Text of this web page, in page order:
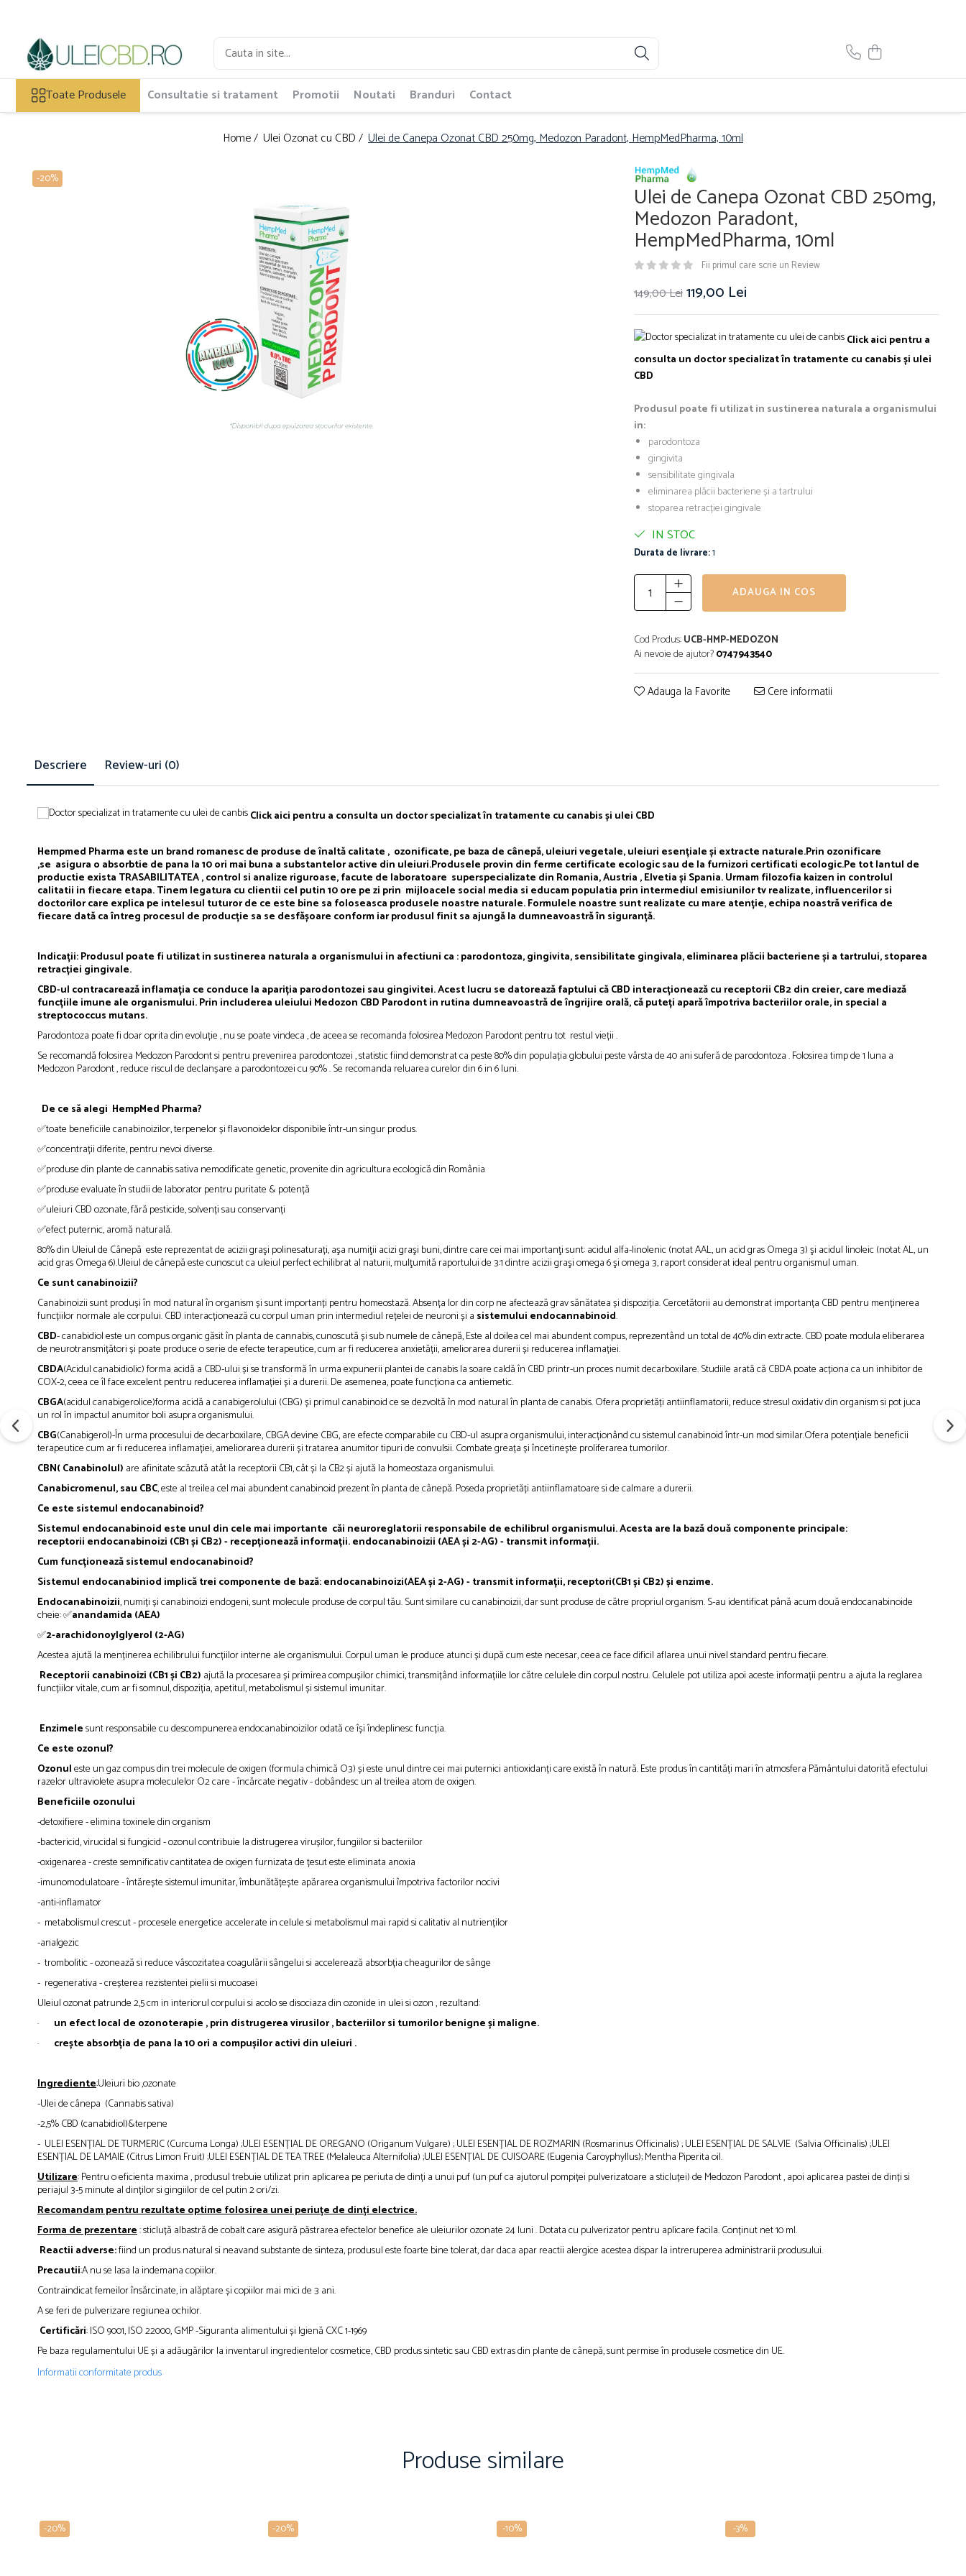
Toate Produsele
Ulei CBD
Capsule CBD
Ulei Ozonat cu CBD
CBD Pur
Cosmetice CBD
Toate Produsele Consultatie si tratament Promotii Noutati Branduri Contact
Home / Ulei Ozonat cu CBD / Ulei de Canepa Ozonat CBD 250mg, Medozon Paradont, HempMedPharma, 10ml
-20%
Ulei de Canepa Ozonat CBD 250mg,
Medozon Paradont,
HempMedPharma, 10ml
Fii primul care scrie un Review
149,00 Lei119,00 Lei
Click aici pentru a
consulta un doctor specializat în tratamente cu canabis și ulei
CBD
Produsul poate fi utilizat in sustinerea naturala a organismului
in:
parodontoza
gingivita
sensibilitate gingivala
eliminarea plăcii bacteriene și a tartrului
stoparea retracției gingivale
IN STOC
Durata de livrare:1
ADAUGA IN COS
Cod Produs:UCB-HMP-MEDOZON
Ai nevoie de ajutor?0747943540
Adauga la Favorite Cere informatii
Descriere Review-uri (0)
Click aici pentru a consulta un doctor specializat în tratamente cu canabis și ulei CBD
Hempmed Pharma este un brand romanesc de produse de înaltă calitate , ozonificate, pe baza de cânepă, uleiuri vegetale, uleiuri esențiale și extracte naturale.Prin ozonificare
,se asigura o absorbtie de pana la 10 ori mai buna a substantelor active din uleiuri.Produsele provin din ferme certificate ecologic sau de la furnizori certificati ecologic.Pe tot lantul de
productie exista TRASABILITATEA , control si analize riguroase, facute de laboratoare superspecializate din Romania, Austria , Elvetia și Spania. Urmam filozofia kaizen in controlul
calitatii in fiecare etapa. Tinem legatura cu clientii cel putin 10 ore pe zi prin mijloacele social media si educam populatia prin intermediul emisiunilor tv realizate, influencerilor si
doctorilor care explica pe intelesul tuturor de ce este bine sa foloseasca produsele noastre naturale. Formulele noastre sunt realizate cu mare atenție, echipa noastră verifica de
fiecare dată ca întreg procesul de producție sa se desfășoare conform iar produsul finit sa ajungă la dumneavoastră în siguranță.
Indicații: Produsul poate fi utilizat in sustinerea naturala a organismului in afectiuni ca : parodontoza, gingivita, sensibilitate gingivala, eliminarea plăcii bacteriene și a tartrului, stoparea
retracției gingivale.
CBD-ul contracarează inflamația ce conduce la apariția parodontozei sau gingivitei. Acest lucru se datorează faptului că CBD interacționează cu receptorii CB2 din creier, care mediază
funcțiile imune ale organismului. Prin includerea uleiului Medozon CBD Parodont in rutina dumneavoastră de îngrijire orală, că puteți apară împotriva bacteriilor orale, in special a
streptococcus mutans.
Parodontoza poate fi doar oprita din evoluție , nu se poate vindeca , de aceea se recomanda folosirea Medozon Parodont pentru tot restul vieții .
Se recomandă folosirea Medozon Parodont si pentru prevenirea parodontozei , statistic fiind demonstrat ca peste 80% din populația globului peste vârsta de 40 ani suferă de parodontoza . Folosirea timp de 1 luna a
Medozon Parodont , reduce riscul de declanșare a parodontozei cu 90% . Se recomanda reluarea curelor din 6 in 6 luni.
De ce să alegi HempMed Pharma?
✅toate beneficiile canabinoizilor, terpenelor și flavonoidelor disponibile într-un singur produs.
✅concentrații diferite, pentru nevoi diverse.
✅produse din plante de cannabis sativa nemodificate genetic, provenite din agricultura ecologică din România
✅produse evaluate în studii de laborator pentru puritate & potență
✅uleiuri CBD ozonate, fără pesticide, solvenți sau conservanți
✅efect puternic, aromă naturală.
80% din Uleiul de Cânepă este reprezentat de acizii graşi polinesaturați, aşa numiţii acizi graşi buni, dintre care cei mai importanţi sunt: acidul alfa-linolenic (notat AAL, un acid gras Omega 3) şi acidul linoleic (notat AL, un
acid gras Omega 6).Uleiul de cânepă este cunoscut ca uleiul perfect echilibrat al naturii, mulţumită raportului de 3:1 dintre acizii graşi omega 6 şi omega 3, raport considerat ideal pentru organismul uman.
Ce sunt canabinoizii?
Canabinoizii sunt produși în mod natural în organism și sunt importanți pentru homeostază. Absența lor din corp ne afectează grav sănătatea și dispoziția. Cercetătorii au demonstrat importanța CBD pentru menținerea
funcțiilor normale ale corpului. CBD interacționează cu corpul uman prin intermediul rețelei de neuroni și a sistemului endocannabinoid.
CBD- canabidiol este un compus organic găsit în planta de cannabis, cunoscută și sub numele de cânepă, Este al doilea cel mai abundent compus, reprezentând un total de 40% din extracte. CBD poate modula eliberarea
de neurotransmițători și poate produce o serie de efecte terapeutice, cum ar fi reducerea anxietății, ameliorarea durerii și reducerea inflamației.
CBDA(Acidul canabidiolic) forma acidă a CBD-ului și se transformă în urma expunerii plantei de canabis la soare caldă în CBD printr-un proces numit decarboxilare. Studiile arată că CBDA poate acționa ca un inhibitor de
COX-2, ceea ce îl face excelent pentru reducerea inflamației și a durerii. De asemenea, poate funcționa ca antiemetic.
CBGA(acidul canabigerolice)forma acidă a canabigerolului (CBG) și primul canabinoid ce se dezvoltă în mod natural în planta de canabis. Ofera proprietăți antiinflamatorii, reduce stresul oxidativ din organism si pot juca
un rol în impactul anumitor boli asupra organismului.
CBG(Canabigerol)-În urma procesului de decarboxilare, CBGA devine CBG, are efecte comparabile cu CBD-ul asupra organismului, interacționând cu sistemul canabinoid într-un mod similar.Ofera potențiale beneficii
terapeutice cum ar fi reducerea inflamației, ameliorarea durerii și tratarea anumitor tipuri de convulsii. Combate greața și încetinește proliferarea tumorilor.
CBN( Canabinolul) are afinitate scăzută atât la receptorii CB1, cât și la CB2 și ajută la homeostaza organismului.
Canabicromenul, sau CBC, este al treilea cel mai abundent canabinoid prezent în planta de cânepă. Poseda proprietăți antiinflamatoare si de calmare a durerii.
Ce este sistemul endocanabinoid?
Sistemul endocanabinoid este unul din cele mai importante căi neuroreglatorii responsabile de echilibrul organismului. Acesta are la bază două componente principale:
receptorii endocanabinoizi (CB1 și CB2) - recepționează informații. endocanabinoizii (AEA și 2-AG) - transmit informații.
Cum funcționează sistemul endocanabinoid?
Sistemul endocanabiniod implică trei componente de bază: endocanabinoizi(AEA și 2-AG) - transmit informații,receptori(CB1 și CB2) și enzime.
Endocanabinoizii, numiți și canabinoizi endogeni, sunt molecule produse de corpul tău. Sunt similare cu canabinoizii, dar sunt produse de către propriul organism. S-au identificat până acum două endocanabinoide
cheie: ✅anandamida (AEA)
✅2-arachidonoylglyerol (2-AG)
Acestea ajută la menținerea echilibrului funcțiilor interne ale organismului. Corpul uman le produce atunci și după cum este necesar, ceea ce face dificil aflarea unui nivel standard pentru fiecare.
Receptorii canabinoizi (CB1 și CB2) ajută la procesarea și primirea compușilor chimici, transmițând informațiile lor către celulele din corpul nostru. Celulele pot utiliza apoi aceste informații pentru a ajuta la reglarea
funcțiilor vitale, cum ar fi somnul, dispoziția, apetitul, metabolismul și sistemul imunitar.
Enzimelesunt responsabile cu descompunerea endocanabinoizilor odată ce își îndeplinesc funcția.
Ce este ozonul?
Ozonuleste un gaz compus din trei molecule de oxigen (formula chimică O3) și este unul dintre cei mai puternici antioxidanți care există în natură. Este produs în cantități mari în atmosfera Pământului datorită efectului
razelor ultraviolete asupra moleculelor O2 care - încărcate negativ - dobândesc un al treilea atom de oxigen.
Beneficiile ozonului
-detoxifiere - elimina toxinele din organism
-bactericid, virucidal si fungicid - ozonul contribuie la distrugerea virușilor, fungiilor si bacteriilor
-oxigenarea - creste semnificativ cantitatea de oxigen furnizata de țesut este eliminata anoxia
-imunomodulatoare - întărește sistemul imunitar, îmbunătățește apărarea organismului împotriva factorilor nocivi
-anti-inflamator
- metabolismul crescut - procesele energetice accelerate in celule si metabolismul mai rapid si calitativ al nutrienților
-analgezic
- trombolitic - ozonează si reduce vâscozitatea coagulării sângelui si accelerează absorbția cheagurilor de sânge
- regenerativa - creșterea rezistentei pielii si mucoasei
Uleiul ozonat patrunde 2,5 cm in interiorul corpului si acolo se disociaza din ozonide in ulei si ozon , rezultand:
· un efect local de ozonoterapie , prin distrugerea virusilor , bacteriilor si tumorilor benigne și maligne.
· crește absorbția de pana la 10 ori a compușilor activi din uleiuri .
Ingrediente:Uleiuri bio ,ozonate
-Ulei de cânepa (Cannabis sativa)
-2,5% CBD (canabidiol)&terpene
- ULEI ESENȚIAL DE TURMERIC (Curcuma Longa) ;ULEI ESENȚIAL DE OREGANO (Origanum Vulgare) ; ULEI ESENȚIAL DE ROZMARIN (Rosmarinus Officinalis) ; ULEI ESENȚIAL DE SALVIE (Salvia Officinalis) ;ULEI
ESENȚIAL DE LAMAIE (Citrus Limon Fruit) ;ULEI ESENȚIAL DE TEA TREE (Melaleuca Alternifolia) ;ULEI ESENȚIAL DE CUISOARE (Eugenia Caroyphyllus); Mentha Piperita oil.
Utilizare: Pentru o eficienta maxima , produsul trebuie utilizat prin aplicarea pe periuta de dinți a unui puf (un puf ca ajutorul pompiței pulverizatoare a sticluței) de Medozon Parodont , apoi aplicarea pastei de dinți si
periajul 3-5 minute al dinților si gingiilor de cel putin 2 ori/zi.
Recomandam pentru rezultate optime folosirea unei periuțe de dinți electrice.
Forma de prezentare: sticluță albastră de cobalt care asigură păstrarea efectelor benefice ale uleiurilor ozonate 24 luni . Dotata cu pulverizator pentru aplicare facila. Conținut net 10 ml.
Reactii adverse:fiind un produs natural si neavand substante de sinteza, produsul este foarte bine tolerat, dar daca apar reactii alergice acestea dispar la intreruperea administrarii produsului.
Precautii:A nu se lasa la indemana copiilor.
Contraindicat femeilor însărcinate, in alăptare și copiilor mai mici de 3 ani.
A se feri de pulverizare regiunea ochilor.
Certificări: ISO 9001, ISO 22000, GMP -Siguranta alimentului și Igienă CXC 1-1969
Pe baza regulamentului UE și a adăugărilor la inventarul ingredientelor cosmetice, CBD produs sintetic sau CBD extras din plante de cânepă, sunt permise în produsele cosmetice din UE.
Informatii conformitate produs
Produse similare
-20% -20% -10% -3%